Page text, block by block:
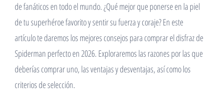
de fanáticos en todo el mundo. ¿Qué mejor que ponerse en la piel
de tu superhéroe favorito y sentir su fuerza y ​​coraje? En este
artículo te daremos los mejores consejos para comprar el disfraz de
Spiderman perfecto en 2026. Exploraremos las razones por las que
deberías comprar uno, las ventajas y desventajas, así como los
criterios de selección.